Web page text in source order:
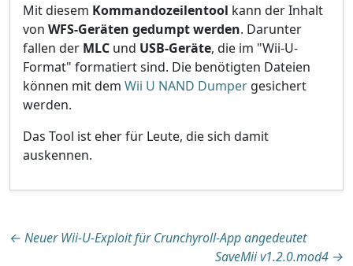
Mit diesem Kommandozeilentool kann der Inhalt
von WFS-Geräten gedumpt werden. Darunter
fallen der MLC und USB-Geräte, die im "Wii-U-
Format" formatiert sind. Die benötigten Dateien
können mit dem Wii U NAND Dumper gesichert
werden.
Das Tool ist eher für Leute, die sich damit
auskennen.
Beitragsnavigation
← Neuer Wii-U-Exploit für Crunchyroll-App angedeutet
SaveMii v1.2.0.mod4 →